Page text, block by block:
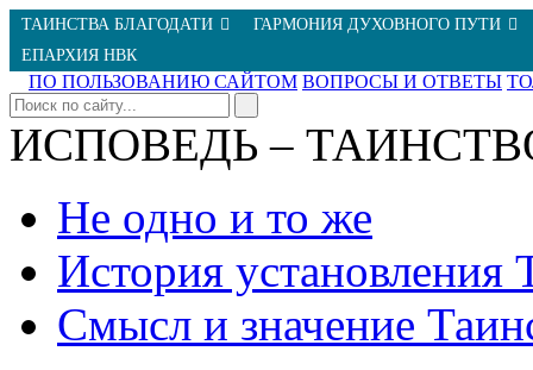
ТАИНСТВА БЛАГОДАТИ
ГАРМОНИЯ ДУХОВНОГО ПУТИ
ЕПАРХИЯ НВК
ПО ПОЛЬЗОВАНИЮ САЙТОМ ВОПРОСЫ И ОТВЕТЫ
ИСПОВЕДЬ –
Не одно и то же
История установления
Смысл и значение